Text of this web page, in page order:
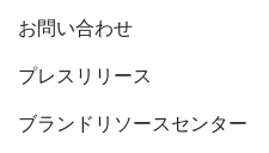
お問い合わせ
プレスリリース
ブランドリソースセンター